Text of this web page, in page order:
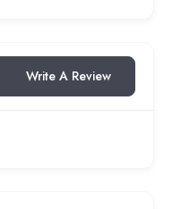
Write A Review